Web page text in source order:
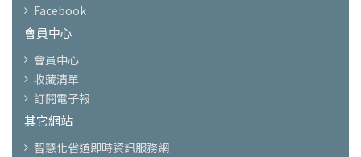
Facebook
會員中心
會員中心
收藏清單
訂閱電子報
其它網站
智慧化省道即時資訊服務網